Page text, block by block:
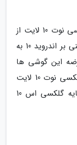
گوشی های گلکسی اس 10 لایت و گلکسی نوت 10 لایت از
همان ابتدا از رابط کاربری One UI 2 مبتنی بر اندروید 10 به
این گوشی ها
اعلام نشده ولی برای خرید مدل پایه گلکسی نوت 10 لایت
باید 599 یورو بپردازید و خرید مدل پایه گلکسی اس 10